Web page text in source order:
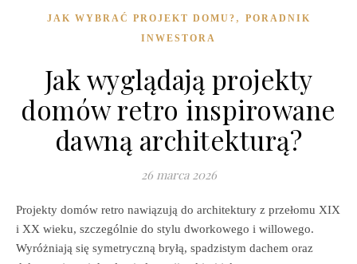
JAK WYBRAĆ PROJEKT DOMU? ,
PORADNIK
INWESTORA
Jak wyglądają projekty
domów retro inspirowane
dawną architekturą?
26 marca 2026
Projekty domów retro nawiązują do architektury z przełomu XIX
i XX wieku, szczególnie do stylu dworkowego i willowego.
Wyróżniają się symetryczną bryłą, spadzistym dachem oraz